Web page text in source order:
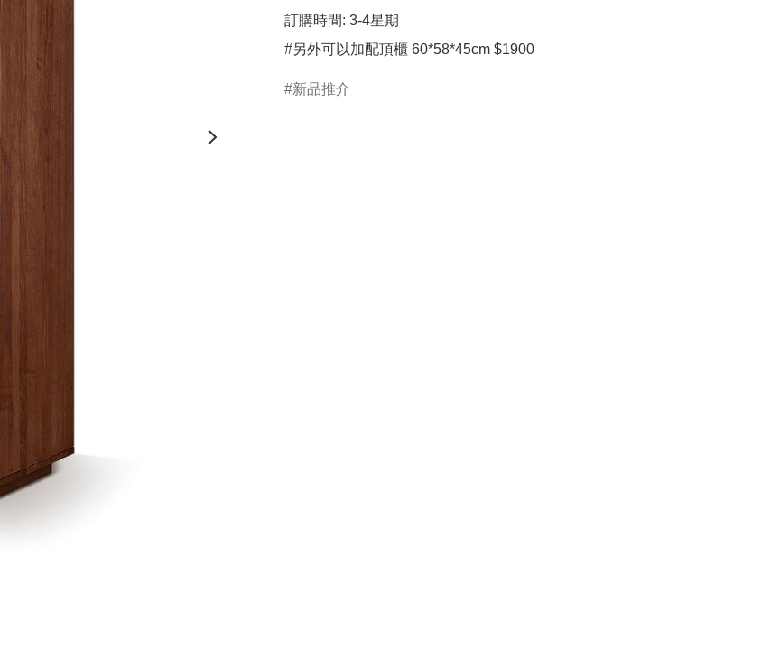
訂購時間: 3-4星期
#另外可以加配頂櫃 60*58*45cm $1900
新品推介